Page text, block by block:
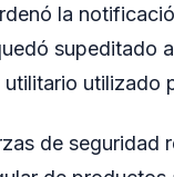
la
supeditado
utilizado
de seguridad